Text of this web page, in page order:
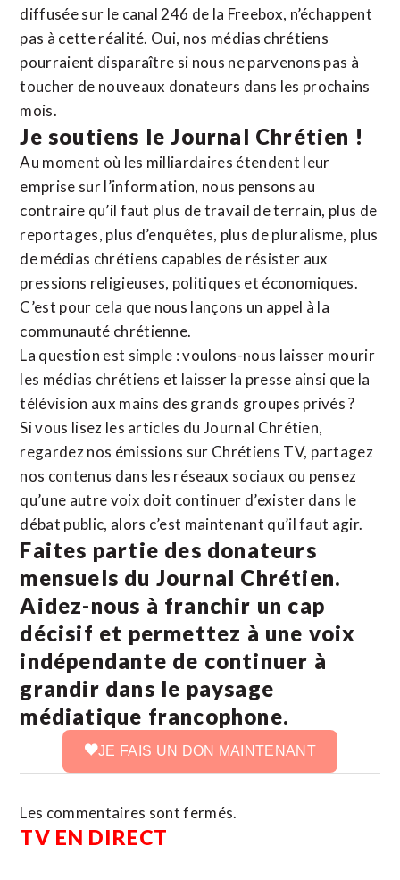
diffusée sur le canal 246 de la Freebox, n’échappent
pas à cette réalité. Oui, nos médias chrétiens
pourraient disparaître si nous ne parvenons pas à
toucher de nouveaux donateurs dans les prochains
mois.
Je soutiens le Journal Chrétien !
Au moment où les milliardaires étendent leur
emprise sur l’information, nous pensons au
contraire qu’il faut plus de travail de terrain, plus de
reportages, plus d’enquêtes, plus de pluralisme, plus
de médias chrétiens capables de résister aux
pressions religieuses, politiques et économiques.
C’est pour cela que nous lançons un appel à la
communauté chrétienne.
La question est simple : voulons-nous laisser mourir
les médias chrétiens et laisser la presse ainsi que la
télévision aux mains des grands groupes privés ?
Si vous lisez les articles du Journal Chrétien,
regardez nos émissions sur Chrétiens TV, partagez
nos contenus dans les réseaux sociaux ou pensez
qu’une autre voix doit continuer d’exister dans le
débat public, alors c’est maintenant qu’il faut agir.
Faites partie des donateurs
mensuels du Journal Chrétien.
Aidez-nous à franchir un cap
décisif et permettez à une voix
indépendante de continuer à
grandir dans le paysage
médiatique francophone.
JE FAIS UN DON MAINTENANT
Les commentaires sont fermés.
TV EN DIRECT